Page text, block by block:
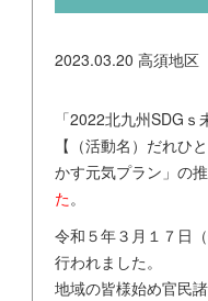
2023.03.20 高須地区
「2022北九州SDG
【（活動名）だれひ
かす元気プラン」の
た。
令和５年３月１７日
行われました。
地域の皆様始め官民